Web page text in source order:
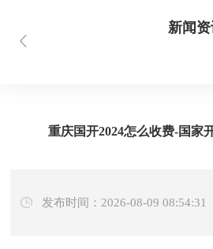
新闻
重庆国开2024怎么收费-国家
发布时间：2026-08-09 08:54:31